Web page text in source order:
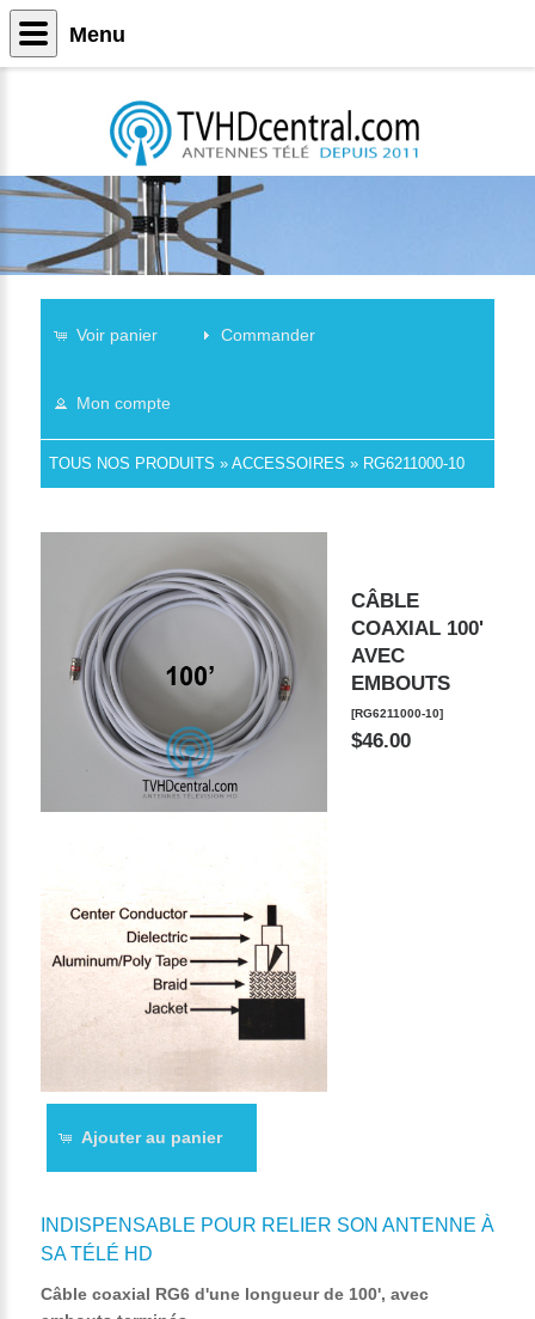
Voir panier Commander
Mon compte
TOUS NOS PRODUITS » ACCESSOIRES » RG6211000-10
CÂBLE
COAXIAL 100'
AVEC
EMBOUTS
[RG6211000-10]
$46.00
Ajouter au panier
INDISPENSABLE POUR RELIER SON ANTENNE À
SA TÉLÉ HD
Câble coaxial RG6 d'une longueur de 100', avec
Menu